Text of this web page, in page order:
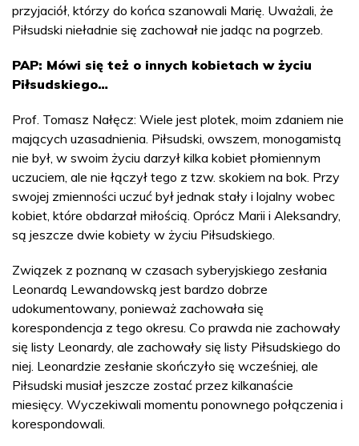
przyjaciół, którzy do końca szanowali Marię. Uważali, że
Piłsudski nieładnie się zachował nie jadąc na pogrzeb.
PAP: Mówi się też o innych kobietach w życiu
Piłsudskiego…
Prof. Tomasz Nałęcz: Wiele jest plotek, moim zdaniem nie
mających uzasadnienia. Piłsudski, owszem, monogamistą
nie był, w swoim życiu darzył kilka kobiet płomiennym
uczuciem, ale nie łączył tego z tzw. skokiem na bok. Przy
swojej zmienności uczuć był jednak stały i lojalny wobec
kobiet, które obdarzał miłością. Oprócz Marii i Aleksandry,
są jeszcze dwie kobiety w życiu Piłsudskiego.
Związek z poznaną w czasach syberyjskiego zesłania
Leonardą Lewandowską jest bardzo dobrze
udokumentowany, ponieważ zachowała się
korespondencja z tego okresu. Co prawda nie zachowały
się listy Leonardy, ale zachowały się listy Piłsudskiego do
niej. Leonardzie zesłanie skończyło się wcześniej, ale
Piłsudski musiał jeszcze zostać przez kilkanaście
miesięcy. Wyczekiwali momentu ponownego połączenia i
korespondowali.